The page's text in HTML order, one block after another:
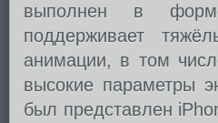
выполнен в
поддерживает
анимации, в том
высокие параметры
был представлен